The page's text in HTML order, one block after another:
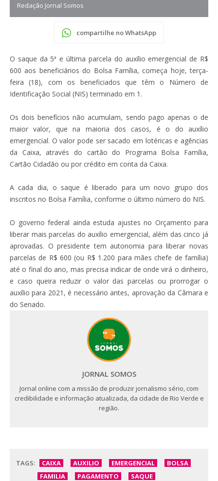
Redação Jornal Somos
compartilhe no WhatsApp
O saque da 5ª e última parcela do auxílio emergencial de R$
600 aos beneficiários do Bolsa Família, começa hoje, terça-
feira (18), com os beneficiados que têm o Número de
Identificação Social (NIS) terminado em 1.
Os dois benefícios não acumulam, sendo pago apenas o de
maior valor, que na maioria dos casos, é o do auxílio
emergencial. O valor pode ser sacado em lotéricas e agências
da Caixa, através do cartão do Programa Bolsa Família,
Cartão Cidadão ou por crédito em conta da Caixa.
A cada dia, o saque é liberado para um novo grupo dos
inscritos no Bolsa Família, conforme o último número do NIS.
O governo federal ainda estuda ajustes no Orçamento para
liberar mais parcelas do auxílio emergencial, além das cinco já
aprovadas. O presidente tem autonomia para liberar novas
parcelas de R$ 600 (ou R$ 1.200 para mães chefe de família)
até o final do ano, mas precisa indicar de onde virá o dinheiro,
e caso queira reduzir o valor das parcelas ou prorrogar o
auxílio para 2021, é necessário antes, aprovação da Câmara e
do Senado.
JORNAL SOMOS
Jornal online com a missão de produzir jornalismo sério, com
credibilidade e informação atualizada, da cidade de Rio Verde e
região.
TAGS: CAIXA AUXILIO EMERGENCIAL
BOLSA
FAMILIA
PAGAMENTO
SAQUE